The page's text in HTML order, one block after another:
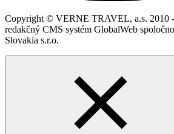
Copyright © VERNE TRAVEL, a.s. 2010
redakčný CMS systém GlobalWeb
Slovakia s.r.o.